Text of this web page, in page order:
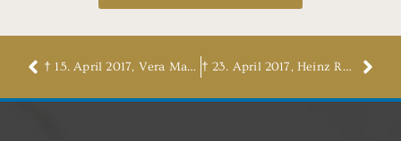
† 15. April 2017, Vera Marie Mohr, geb. Voigt † 23. April 2017, Heinz Rudolf